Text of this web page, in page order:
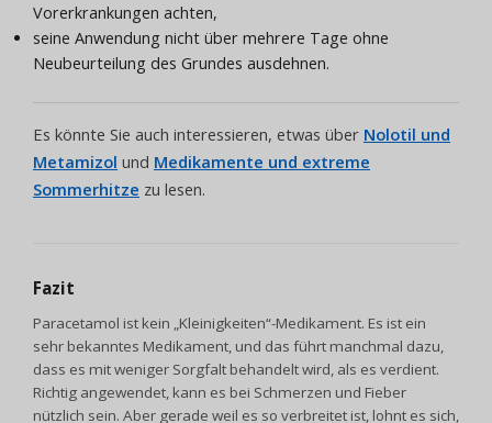
Vorerkrankungen achten,
seine Anwendung nicht über mehrere Tage ohne
Neubeurteilung des Grundes ausdehnen.
Es könnte Sie auch interessieren, etwas über Nolotil und
Metamizol und Medikamente und extreme
Sommerhitze zu lesen.
Fazit
Paracetamol ist kein „Kleinigkeiten“-Medikament. Es ist ein
sehr bekanntes Medikament, und das führt manchmal dazu,
dass es mit weniger Sorgfalt behandelt wird, als es verdient.
Richtig angewendet, kann es bei Schmerzen und Fieber
nützlich sein. Aber gerade weil es so verbreitet ist, lohnt es sich,